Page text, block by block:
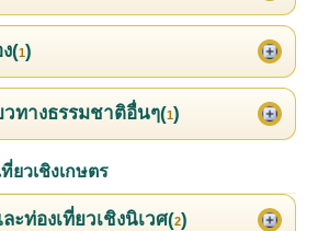
(1)
วทางธรรมชาติอื่นๆ(1)
ยวเชิงเกษตร
ะท่องเที่ยวเชิงนิเวศ(2)